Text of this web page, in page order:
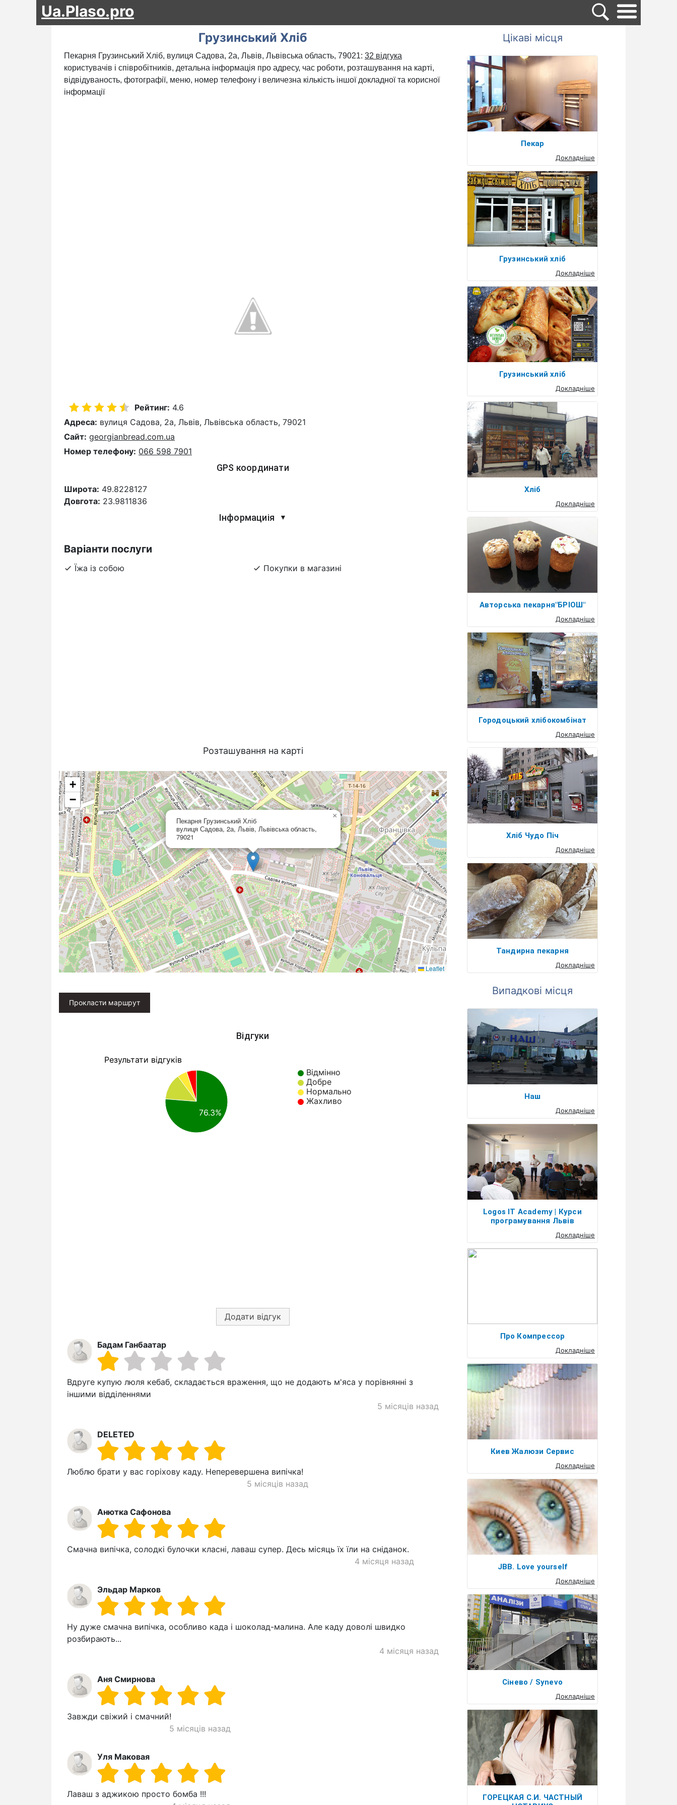
Ua.Plaso.pro
Грузинський Хліб
Пекарня Грузинський Хліб, вулиця Садова, 2а, Львів, Львівська область, 79021: 32 відгука
користувачів і співробітників, детальна інформація про адресу, час роботи, розташування на карті,
відвідуваность, фотографії, меню, номер телефону і величезна кількість іншої докладної та корисної
інформації
Рейтинг: 4.6
Адреса: вулиця Садова, 2а, Львів, Львівська область, 79021
Сайт: georgianbread.com.ua
Номер телефону: 066 598 7901
GPS координати
Широта: 49.8228127
Довгота: 23.9811836
Інформациія ▼
Варіанти послуги
Їжа із собою Покупки в магазині
Розташування на карті
Пекарня Грузинський Хліб
вулиця Садова, 2а, Львів, Львівська область,
79021
×
+
−
Leaflet
Прокласти маршрут
Відгуки
Результати відгуків
Відмінно
Добре
Нормально
Жахливо
76.3%
Додати відгук
Бадам Ганбаатар
Вдруге купую люля кебаб, складається враження, що не додають м'яса у порівнянні з
іншими відділеннями
5 місяців назад
DELETED
Люблю брати у вас горіхову каду. Неперевершена випічка!
5 місяців назад
Анютка Сафонова
Смачна випічка, солодкі булочки класні, лаваш супер. Десь місяць їх їли на сніданок.
4 місяця назад
Эльдар Марков
Ну дуже смачна випічка, особливо када і шоколад-малина. Але каду доволі швидко
розбирають...
4 місяця назад
Аня Смирнова
Завжди свіжий і смачний!
5 місяців назад
Уля Маковая
Лаваш з аджикою просто бомба !!!
Цікаві місця
Пекар
Докладніше
Грузинський хліб
Докладніше
Грузинський хліб
Докладніше
Хліб
Докладніше
Авторська пекарня"БРІОШ"
Докладніше
Городоцький хлібокомбінат
Докладніше
Хліб Чудо Піч
Докладніше
Тандирна пекарня
Докладніше
Випадкові місця
Наш
Докладніше
Logos IT Academy | Курси
програмування Львів
Докладніше
Про Компрессор
Докладніше
Киев Жалюзи Сервис
Докладніше
JBB. Love yourself
Докладніше
Сінево / Synevo
Докладніше
ГОРЕЦКАЯ С.И. ЧАСТНЫЙ